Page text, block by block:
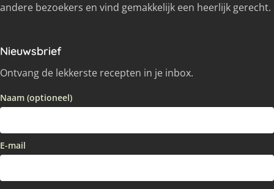
andere bezoekers en vind gemakkelijk een heerlijk gerecht.
Nieuwsbrief
Ontvang de lekkerste recepten in je inbox.
Naam (optioneel)
E-mail